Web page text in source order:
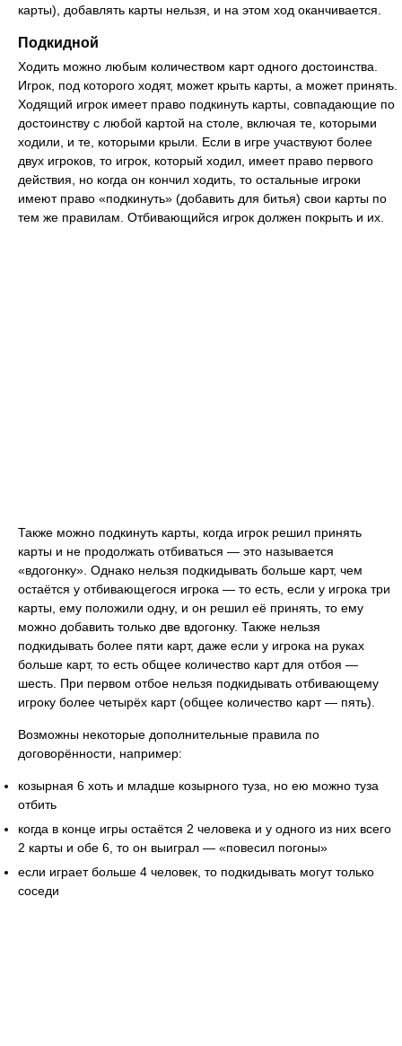
карты), добавлять карты нельзя, и на этом ход оканчивается.
Подкидной
Ходить можно любым количеством карт одного достоинства.
Игрок, под которого ходят, может крыть карты, а может принять.
Ходящий игрок имеет право подкинуть карты, совпадающие по
достоинству с любой картой на столе, включая те, которыми
ходили, и те, которыми крыли. Если в игре участвуют более
двух игроков, то игрок, который ходил, имеет право первого
действия, но когда он кончил ходить, то остальные игроки
имеют право «подкинуть» (добавить для битья) свои карты по
тем же правилам. Отбивающийся игрок должен покрыть и их.
Также можно подкинуть карты, когда игрок решил принять
карты и не продолжать отбиваться — это называется
«вдогонку». Однако нельзя подкидывать больше карт, чем
остаётся у отбивающегося игрока — то есть, если у игрока три
карты, ему положили одну, и он решил её принять, то ему
можно добавить только две вдогонку. Также нельзя
подкидывать более пяти карт, даже если у игрока на руках
больше карт, то есть общее количество карт для отбоя —
шесть. При первом отбое нельзя подкидывать отбивающему
игроку более четырёх карт (общее количество карт — пять).
Возможны некоторые дополнительные правила по
договорённости, например:
козырная 6 хоть и младше козырного туза, но ею можно туза
отбить
когда в конце игры остаётся 2 человека и у одного из них всего
2 карты и обе 6, то он выиграл — «повесил погоны»
если играет больше 4 человек, то подкидывать могут только
соседи